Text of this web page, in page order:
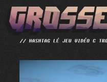
ALLER
AU
CONTENU